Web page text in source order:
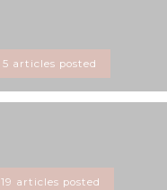
5 articles posted
19 articles posted